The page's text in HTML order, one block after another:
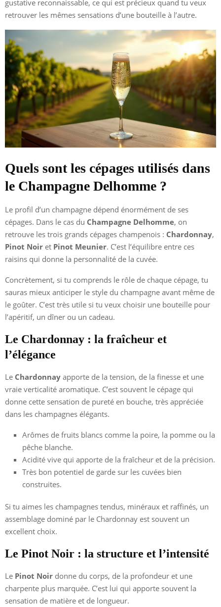
gustative reconnaissable, ce qui est précieux quand tu veux
retrouver les mêmes sensations d’une bouteille à l’autre.
Quels sont les cépages utilisés dans
le Champagne Delhomme ?
Le profil d’un champagne dépend énormément de ses
cépages. Dans le cas du Champagne Delhomme, on
retrouve les trois grands cépages champenois : Chardonnay,
Pinot Noir et Pinot Meunier. C’est l’équilibre entre ces
raisins qui donne la personnalité de la cuvée.
Concrètement, si tu comprends le rôle de chaque cépage, tu
sauras mieux anticiper le style du champagne avant même de
le goûter. C’est très utile si tu veux choisir une bouteille pour
l’apéritif, un dîner ou un cadeau.
Le Chardonnay : la fraîcheur et
l’élégance
Le Chardonnay apporte de la tension, de la finesse et une
vraie verticalité aromatique. C’est souvent le cépage qui
donne cette sensation de pureté en bouche, très appréciée
dans les champagnes élégants.
Arômes de fruits blancs comme la poire, la pomme ou la
pêche blanche.
Acidité vive qui apporte de la fraîcheur et de la précision.
Très bon potentiel de garde sur les cuvées bien
construites.
Si tu aimes les champagnes tendus, minéraux et raffinés, un
assemblage dominé par le Chardonnay est souvent un
excellent choix.
Le Pinot Noir : la structure et l’intensité
Le Pinot Noir donne du corps, de la profondeur et une
charpente plus marquée. C’est lui qui apporte souvent la
sensation de matière et de longueur.